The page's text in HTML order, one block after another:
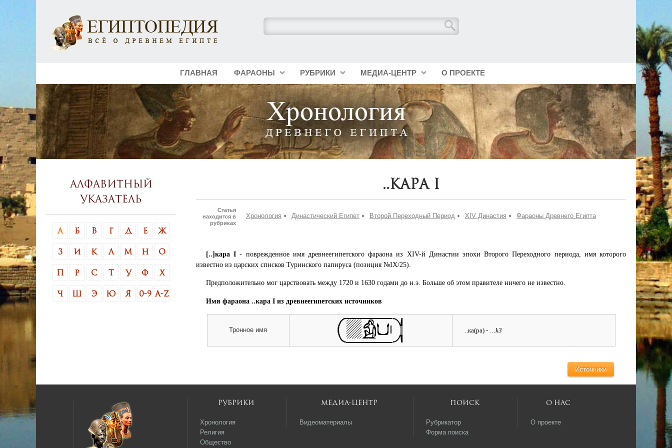
ГЛАВНАЯ ФАРАОНЫ РУБРИКИ МЕДИА-ЦЕНТР О ПРОЕКТЕ
..кара I
Статья
находится в
рубриках
Хронология Династический Египет Второй Переходный Период XIV Династия Фараоны Древнего Египта
[..]кара I - поврежденное имя древнеегипетского фараона из XIV-й Династии эпохи Второго Переходного периода, имя которого
известно из царских списков Туринского папируса (позиция №IX/25).
Предположительно мог царствовать между 1720 и 1630 годами до н.э. Больше об этом правителе ничего не известно.
Имя фараона ..кара I из древнеегипетских источников
Тронное имя ..ка(ра)- …k3
Источники
Алфавитный
указатель
А Б В Г Д Е Ж
З И К Л М Н О
Р С Т У Ф Х
Ч Э Ю Я 0-9 A-Z
Рубрики
Хронология
Религия
Общество
Медиа-центр
Видеоматериалы
Поиск
Рубрикатор
Форма поиска
О нас
О проекте